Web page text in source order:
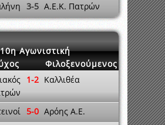
3-5 Α.Ε.Κ. Πατρών
10η Αγωνιστική
Φιλοξενούμενος
1-2 Καλλιθέα
5-0 Αρόης Α.Ε.